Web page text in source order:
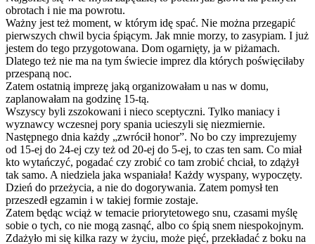
obrotach i nie ma powrotu.
Ważny jest też moment, w którym idę spać. Nie można przegapić
pierwszych chwil bycia śpiącym. Jak mnie morzy, to zasypiam. I już
jestem do tego przygotowana. Dom ogarnięty, ja w piżamach.
Dlatego też nie ma na tym świecie imprez dla których poświęciłaby
przespaną noc.
Zatem ostatnią imprezę jaką organizowałam u nas w domu,
zaplanowałam na godzinę 15-tą.
Wszyscy byli zszokowani i nieco sceptyczni. Tylko maniacy i
wyznawcy wczesnej pory spania ucieszyli się niezmiernie.
Następnego dnia każdy „zwrócił honor”. No bo czy imprezujemy
od 15-ej do 24-ej czy też od 20-ej do 5-ej, to czas ten sam. Co miał
kto wytańczyć, pogadać czy zrobić co tam zrobić chciał, to zdążył
tak samo. A niedziela jaka wspaniała! Każdy wyspany, wypoczęty.
Dzień do przeżycia, a nie do dogorywania. Zatem pomysł ten
przeszedł egzamin i w takiej formie zostaje.
Zatem będąc wciąż w temacie priorytetowego snu, czasami myślę
sobie o tych, co nie mogą zasnąć, albo co śpią snem niespokojnym.
Zdażyło mi się kilka razy w życiu, może pięć, przekładać z boku na